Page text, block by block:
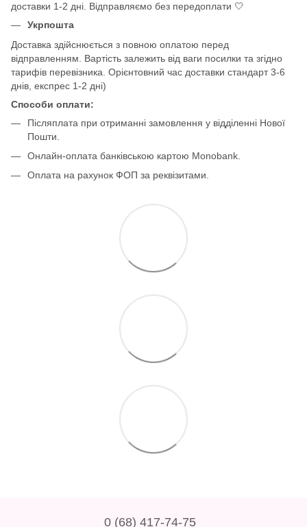
доставки 1-2 дні. Відправляємо без передоплати 🤍
Укрпошта
Доставка здійснюється з повною оплатою перед
відправленням. Вартість залежить від ваги посилки та згідно
тарифів перевізника. Орієнтовний час доставки стандарт 3-6
днів, експрес 1-2 дні)
Способи оплати:
Післяплата при отриманні замовлення у відділенні Нової
Пошти.
Онлайн-оплата банківською картою Monobank.
Оплата на рахунок ФОП за реквізитами.
0 (68) 417-74-75